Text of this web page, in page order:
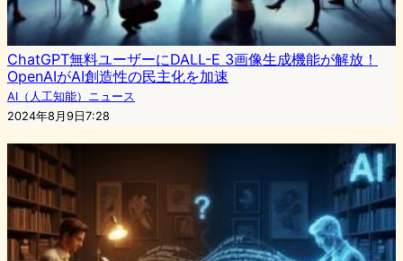
ChatGPT無料ユーザーにDALL-E 3画像生成機能が解放！
OpenAIがAI創造性の民主化を加速
AI（人工知能）ニュース
2024年8月9日7:28